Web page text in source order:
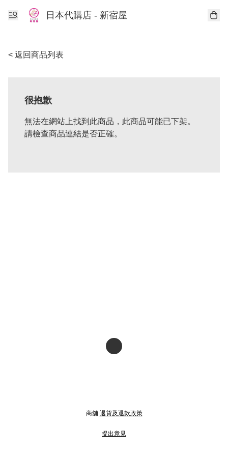
日本代購店 - 新宿屋
< 返回商品列表
很抱歉
無法在網站上找到此商品，此商品可能已下架。
請檢查商品連結是否正確。
商舖 退貨及退款政策
提出意見